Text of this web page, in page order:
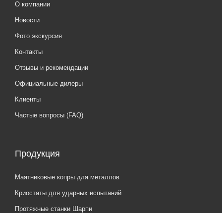
О компании
Новости
Фото экскурсия
Контакты
Отзывы и рекомендации
Официальные дилеры
Клиенты
Частые вопросы (FAQ)
Продукция
Маятниковые копры для металлов
Криостаты для ударных испытаний
Протяжные станки Шарпи